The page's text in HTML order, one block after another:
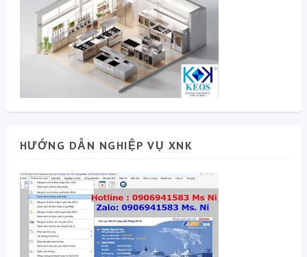
HƯỚNG DẪN NGHIỆP VỤ XNK